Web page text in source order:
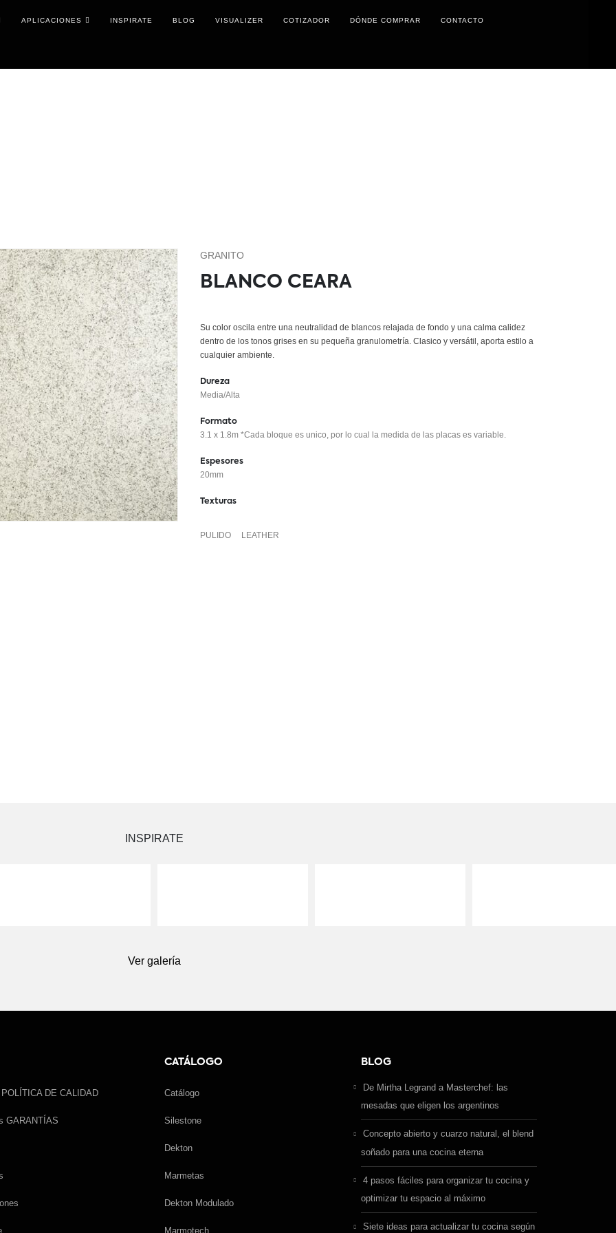
APLICACIONES INSPIRATE BLOG VISUALIZER COTIZADOR DÓNDE COMPRAR CONTACTO
GRANITO
BLANCO CEARA
Su color oscila entre una neutralidad de blancos relajada de fondo y una calma calidez
dentro de los tonos grises en su pequeña granulometría. Clasico y versátil, aporta estilo a
cualquier ambiente.
Dureza
Media/Alta
Formato
3.1 x 1.8m *Cada bloque es unico, por lo cual la medida de las placas es variable.
Espesores
20mm
Texturas
PULIDO LEATHER
INSPIRATE
Ver galería
DE CALIDAD
GARANTÍAS
CATÁLOGO
Catálogo
Silestone
Dekton
Marmetas
Dekton Modulado
Marmotech
BLOG
De Mirtha Legrand a Masterchef: las
mesadas que eligen los argentinos
Concepto abierto y cuarzo natural, el blend
soñado para una cocina eterna
4 pasos fáciles para organizar tu cocina y
optimizar tu espacio al máximo
Siete ideas para actualizar tu cocina según